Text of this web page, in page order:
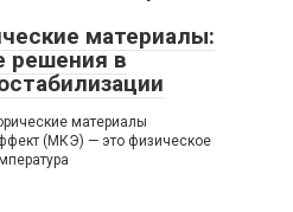
материалы:
решения в
материалы
(МКЭ) — это физическое